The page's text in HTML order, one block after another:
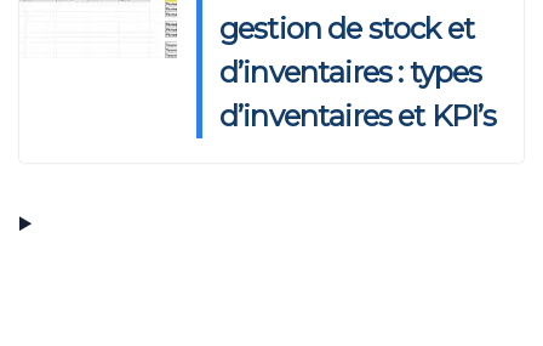
gestion de stock et
d’inventaires : types
d’inventaires et KPI’s